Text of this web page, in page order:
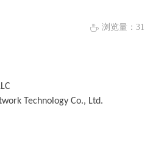
Technology Co., Ltd.
ꄘ 浏览量： 31